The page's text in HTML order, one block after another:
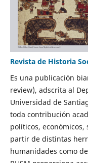
Revista de Historia
Es una publicación
review), adscrita al
Universidad de
toda contribución
políticos,
partir de distintas
humanidades como